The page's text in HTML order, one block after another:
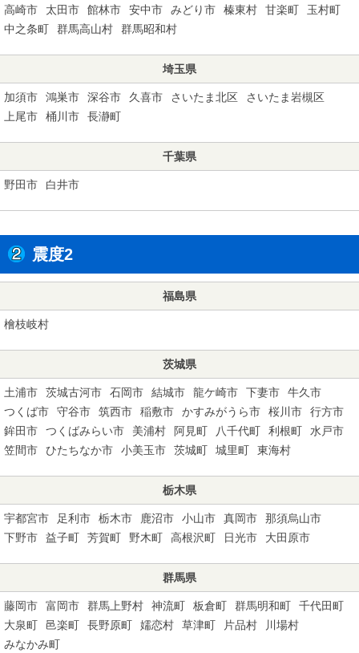
高崎市 太田市 館林市 安中市 みどり市 榛東村 甘楽町
玉村町
中之条町
群馬高山村 群馬昭和村
埼玉県
加須市 鴻巣市 深谷市 久喜市 さいたま北区
さいたま岩槻区
上尾市
桶川市 長瀞町
千葉県
野田市 白井市
震度2
福島県
檜枝岐村
茨城県
土浦市 茨城古河市 石岡市 結城市 龍ケ崎市 下妻市
牛久市
つくば市
守谷市 筑西市 稲敷市 かすみがうら市 桜川市
行方市
鉾田市
つくばみらい市 美浦村 阿見町 八千代町 利根町
水戸市
笠間市
ひたちなか市 小美玉市 茨城町 城里町 東海村
栃木県
宇都宮市 足利市 栃木市 鹿沼市 小山市 真岡市
那須烏山市
下野市
益子町 芳賀町 野木町 高根沢町 日光市 大田原市
群馬県
藤岡市 富岡市 群馬上野村 神流町 板倉町 群馬明和町
千代田町
大泉町
邑楽町 長野原町 嬬恋村 草津町 片品村
川場村
みなかみ町